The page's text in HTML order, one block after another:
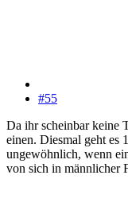
#55
Da ihr scheinbar keine
einen. Diesmal geht es
ungewöhnlich, wenn
von sich in männlicher